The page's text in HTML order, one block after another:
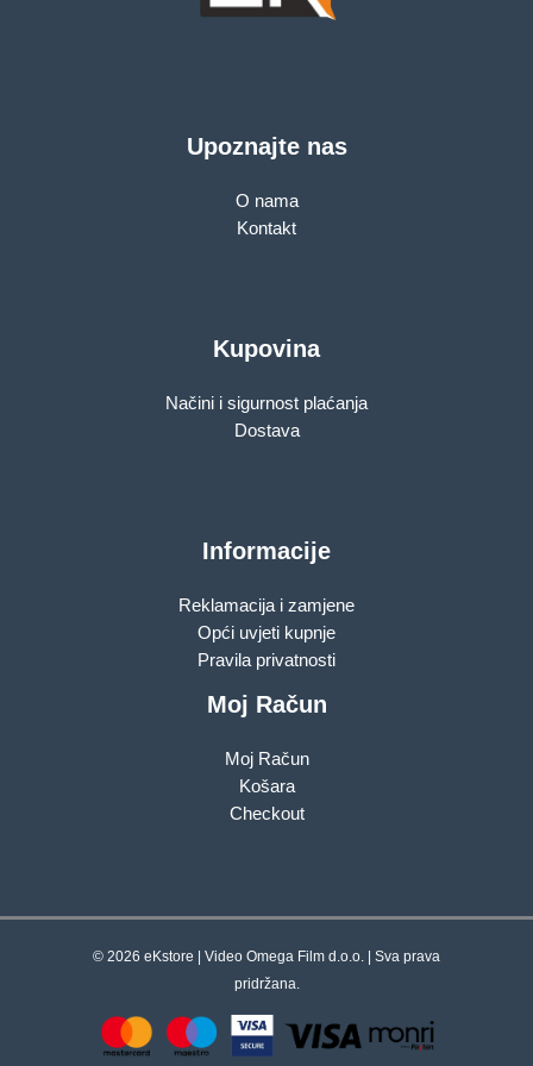
Upoznajte nas
O nama
Kontakt
Kupovina
Načini i sigurnost plaćanja
Dostava
Informacije
Reklamacija i zamjene
Opći uvjeti kupnje
Pravila privatnosti
Moj Račun
Moj Račun
Košara
Checkout
© 2026 eKstore | Video Omega Film d.o.o. | Sva prava
pridržana.